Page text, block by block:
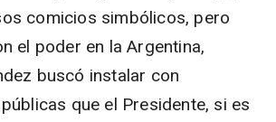
comicios simbólicos, pero
el poder en la Argentina,
buscó instalar con
que el Presidente, si es